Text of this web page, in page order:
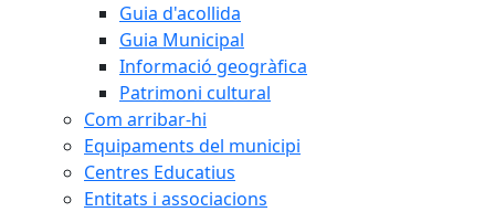
Guia d'acollida
Guia Municipal
Informació geogràfica
Patrimoni cultural
Com arribar-hi
Equipaments del municipi
Centres Educatius
Entitats i associacions